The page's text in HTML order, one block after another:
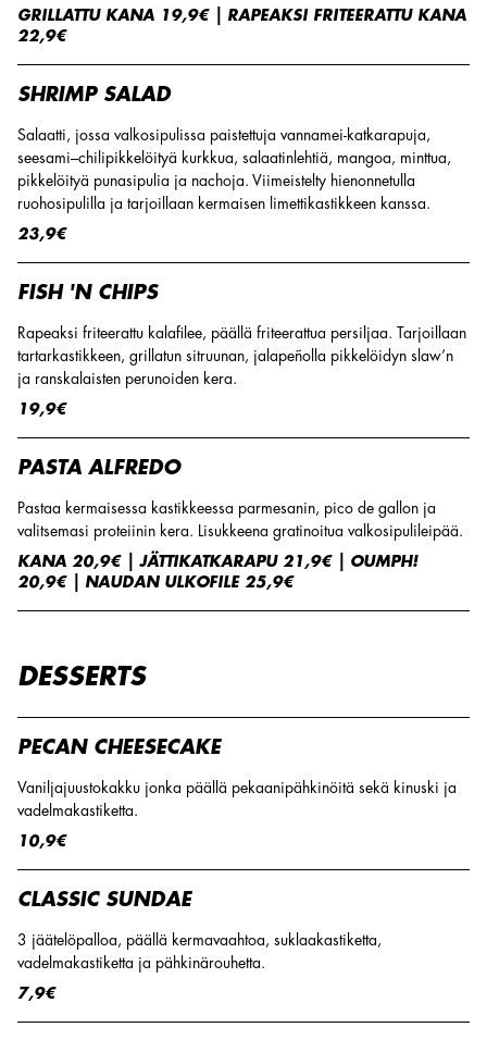
GRILLATTU KANA 19,9€ | RAPEAKSI FRITEERATTU KANA
22,9€
SHRIMP SALAD
Salaatti, jossa valkosipulissa paistettuja vannamei-katkarapuja,
seesami–chilipikkelöityä kurkkua, salaatinlehtiä, mangoa, minttua,
pikkelöityä punasipulia ja nachoja. Viimeistelty hienonnetulla
ruohosipulilla ja tarjoillaan kermaisen limettikastikkeen kanssa.
23,9€
FISH 'N CHIPS
Rapeaksi friteerattu kalafilee, päällä friteerattua persiljaa. Tarjoillaan
tartarkastikkeen, grillatun sitruunan, jalapeñolla pikkelöidyn slaw’n
ja ranskalaisten perunoiden kera.
19,9€
PASTA ALFREDO
Pastaa kermaisessa kastikkeessa parmesanin, pico de gallon ja
valitsemasi proteiinin kera. Lisukkeena gratinoitua valkosipulileipää.
KANA 20,9€ | JÄTTIKATKARAPU 21,9€ | OUMPH!
20,9€ | NAUDAN ULKOFILE 25,9€
DESSERTS
PECAN CHEESECAKE
Vaniljajuustokakku jonka päällä pekaanipähkinöitä sekä kinuski ja
vadelmakastiketta.
10,9€
CLASSIC SUNDAE
3 jäätelöpalloa, päällä kermavaahtoa, suklaakastiketta,
vadelmakastiketta ja pähkinärouhetta.
7,9€